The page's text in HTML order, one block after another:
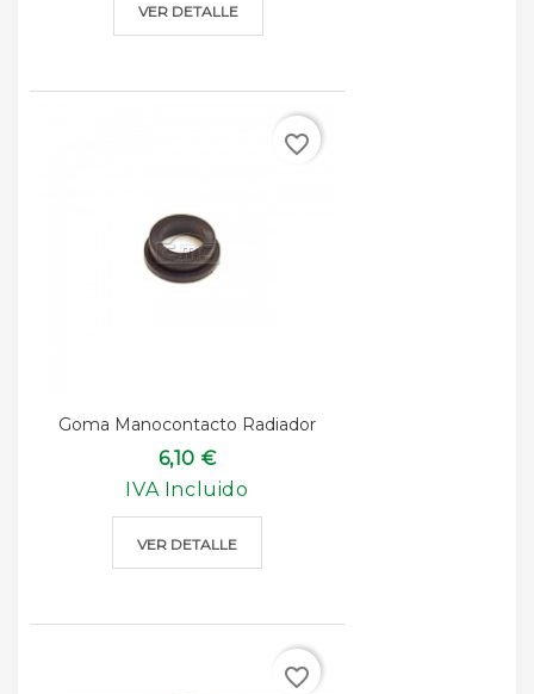
VER DETALLE
Goma Manocontacto Radiador
6,10 €
IVA Incluido
VER DETALLE
favorite_border
favorite_border